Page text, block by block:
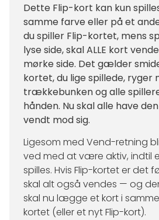
Dette Flip-kort kan kun
samme farve eller på et
du spiller Flip-kortet, mens
lyse side, skal ALLE kort
mørke side. Det gælder
kortet, du lige spillede, ryger
trækkebunken og alle
hånden. Nu skal alle have
vendt mod sig.
Ligesom med Vend-retning
ved med at være aktiv, indtil
spilles. Hvis Flip-kortet er det
skal alt også vendes — og
skal nu lægge et kort i
kortet (eller et nyt Flip-kort).